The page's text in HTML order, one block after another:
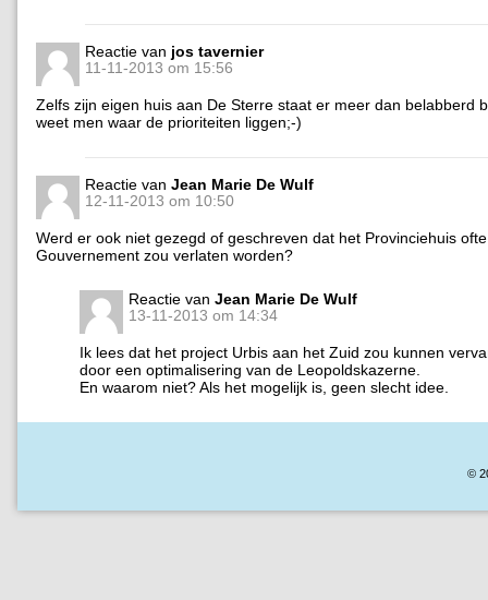
Reactie van jos tavernier
11-11-2013 om 15:56
Zelfs zijn eigen huis aan De Sterre staat er meer dan belabberd
weet men waar de prioriteiten liggen;-)
Reactie van Jean Marie De Wulf
12-11-2013 om 10:50
Werd er ook niet gezegd of geschreven dat het Provinciehuis
Gouvernement zou verlaten worden?
Reactie van Jean Marie De Wulf
13-11-2013 om 14:34
Ik lees dat het project Urbis aan het Zuid zou kunnen
door een optimalisering van de Leopoldskazerne.
En waarom niet? Als het mogelijk is, geen slecht idee.
©